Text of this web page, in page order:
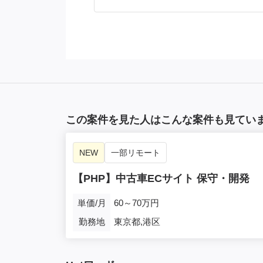
この案件を見た人はこんな案件も見てい
NEW 一部リモート
【PHP】中古車ECサイト 保守・開発
単価/月
60～70万円
勤務地
東京都,港区